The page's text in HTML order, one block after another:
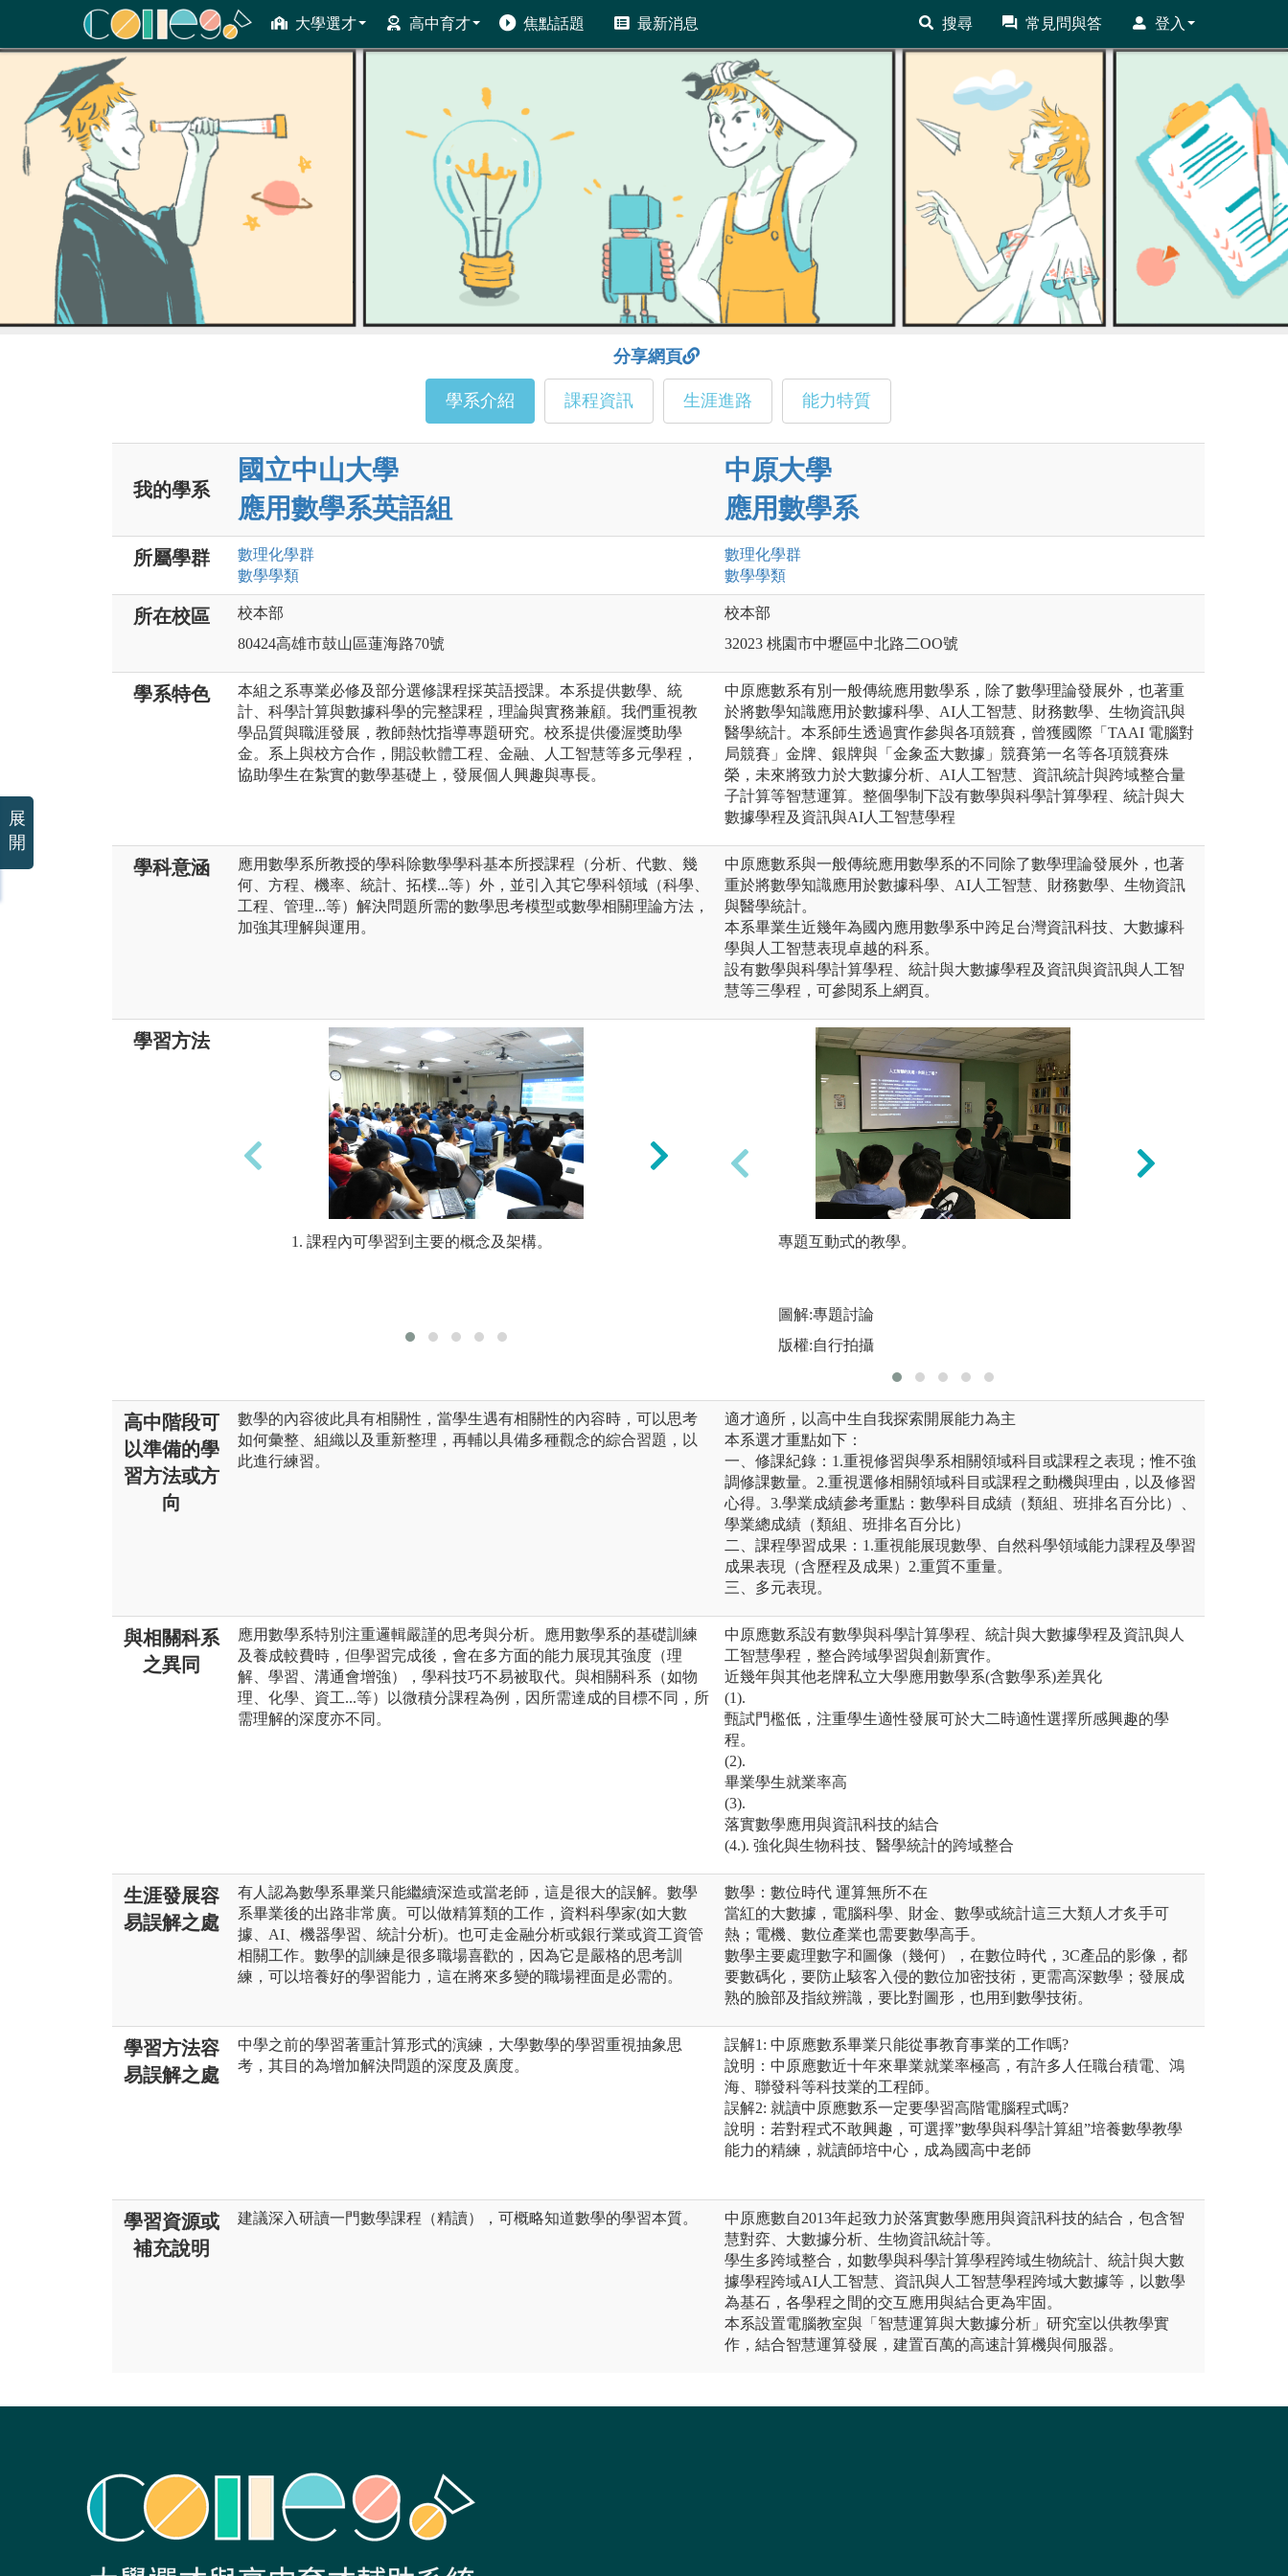
大學選才 高中育才 焦點話題 最新消息 搜尋 常見問與答 登入
ColleGo! 大學選才與高中育才輔助系統
分享網頁
學系介紹 課程資訊 生涯進路 能力特質
我的學系
國立中山大學
應用數學系英語組
中原大學
應用數學系
所屬學群 數理化學群
數學學類
數理化學群
數學學類
所在校區
校本部
80424高雄市鼓山區蓮海路70號
校本部
32023 桃園市中壢區中北路二OO號
學系特色
本組之系專業必修及部分選修課程採英語授課。本系提供數學、統
計、科學計算與數據科學的完整課程，理論與實務兼顧。我們重視教
學品質與職涯發展，教師熱忱指導專題研究。校系提供優渥獎助學
金。系上與校方合作，開設軟體工程、金融、人工智慧等多元學程，
協助學生在紮實的數學基礎上，發展個人興趣與專長。
中原應數系有別一般傳統應用數學系，除了數學理論發展外，也著重
於將數學知識應用於數據科學、AI人工智慧、財務數學、生物資訊與
醫學統計。本系師生透過實作參與各項競賽，曾獲國際「TAAI 電腦對
局競賽」金牌、銀牌與「金象盃大數據」競賽第一名等各項競賽殊
榮，未來將致力於大數據分析、AI人工智慧、資訊統計與跨域整合量
子計算等智慧運算。整個學制下設有數學與科學計算學程、統計與大
數據學程及資訊與AI人工智慧學程
學科意涵
應用數學系所教授的學科除數學學科基本所授課程（分析、代數、幾
何、方程、機率、統計、拓樸...等）外，並引入其它學科領域（科學、
工程、管理...等）解決問題所需的數學思考模型或數學相關理論方法，
加強其理解與運用。
中原應數系與一般傳統應用數學系的不同除了數學理論發展外，也著
重於將數學知識應用於數據科學、AI人工智慧、財務數學、生物資訊
與醫學統計。
本系畢業生近幾年為國內應用數學系中跨足台灣資訊科技、大數據科
學與人工智慧表現卓越的科系。
設有數學與科學計算學程、統計與大數據學程及資訊與資訊與人工智
慧等三學程，可參閱系上網頁。
學習方法
1. 課程內可學習到主要的概念及架構。
2. 課程後，需立即將學到的內容重新整理；之後
專題互動式的教學。
圖解:專題討論
版權:自行拍攝
高中階段可
以準備的學
習方法或方
向
數學的內容彼此具有相關性，當學生遇有相關性的內容時，可以思考
如何彙整、組織以及重新整理，再輔以具備多種觀念的綜合習題，以
此進行練習。
適才適所，以高中生自我探索開展能力為主
本系選才重點如下：
一、修課紀錄： 1.重視修習與學系相關領域科目或課程之表現；惟不強
調修課數量。 2.重視選修相關領域科目或課程之動機與理由，以及修習
心得。 3.學業成績參考重點：數學科目成績（類組、班排名百分比）、
學業總成績（類組、班排名百分比）
二、課程學習成果： 1.重視能展現數學、自然科學領域能力課程及學習
成果表現（含歷程及成果） 2.重質不重量。
三、多元表現。
與相關科系
之異同
應用數學系特別注重邏輯嚴謹的思考與分析。應用數學系的基礎訓練
及養成較費時，但學習完成後，會在多方面的能力展現其強度（理
解、學習、溝通會增強），學科技巧不易被取代。與相關科系（如物
理、化學、資工...等）以微積分課程為例，因所需達成的目標不同，所
需理解的深度亦不同。
中原應數系設有數學與科學計算學程、統計與大數據學程及資訊與人
工智慧學程，整合跨域學習與創新實作。
近幾年與其他老牌私立大學應用數學系(含數學系)差異化
(1).
甄試門檻低，注重學生適性發展可於大二時適性選擇所感興趣的學
程。
(2).
畢業學生就業率高
(3).
落實數學應用與資訊科技的結合
(4.). 強化與生物科技、醫學統計的跨域整合
生涯發展容
易誤解之處
有人認為數學系畢業只能繼續深造或當老師，這是很大的誤解。數學
系畢業後的出路非常廣。可以做精算類的工作，資料科學家(如大數
據、AI、機器學習、統計分析)。也可走金融分析或銀行業或資工資管
相關工作。數學的訓練是很多職場喜歡的，因為它是嚴格的思考訓
練，可以培養好的學習能力，這在將來多變的職場裡面是必需的。
數學：數位時代 運算無所不在
當紅的大數據，電腦科學、財金、數學或統計這三大類人才炙手可
熱；電機、數位產業也需要數學高手。
數學主要處理數字和圖像（幾何），在數位時代，3C產品的影像，都
要數碼化，要防止駭客入侵的數位加密技術，更需高深數學；發展成
熟的臉部及指紋辨識，要比對圖形，也用到數學技術。
學習方法容
易誤解之處
中學之前的學習著重計算形式的演練，大學數學的學習重視抽象思
考，其目的為增加解決問題的深度及廣度。
誤解1: 中原應數系畢業只能從事教育事業的工作嗎?
說明：中原應數近十年來畢業就業率極高，有許多人任職台積電、鴻
海、聯發科等科技業的工程師。
誤解2: 就讀中原應數系一定要學習高階電腦程式嗎?
說明：若對程式不敢興趣，可選擇”數學與科學計算組”培養數學教學
能力的精練，就讀師培中心，成為國高中老師
學習資源或
補充說明
建議深入研讀一門數學課程（精讀），可概略知道數學的學習本質。
中原應數自2013年起致力於落實數學應用與資訊科技的結合，包含智
慧對弈、大數據分析、生物資訊統計等。
學生多跨域整合，如數學與科學計算學程跨域生物統計、統計與大數
據學程跨域AI人工智慧、資訊與人工智慧學程跨域大數據等，以數學
為基石，各學程之間的交互應用與結合更為牢固。
本系設置電腦教室與「智慧運算與大數據分析」研究室以供教學實
作，結合智慧運算發展，建置百萬的高速計算機與伺服器。
展
開